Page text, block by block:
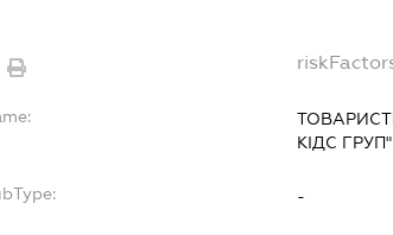
КІДС ГРУП"
-